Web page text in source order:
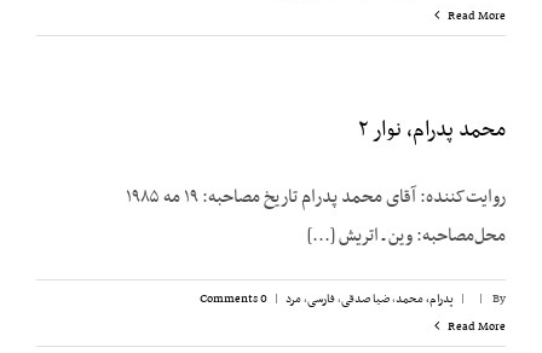
Read More
محمد پدرام، نوار ۲
روایت‌کننده: آقای محمد پدرام تاریخ مصاحبه: ۱۹ مه ۱۹۸۵
محل‌مصاحبه: وین ـ اتریش [...]
By
|
| پدرام، محمد,ضیا صدقی,فارسی,مرد |
0 Comments
Read More